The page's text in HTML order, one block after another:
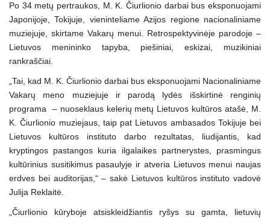
Po 34 metų pertraukos, M. K. Čiurlionio darbai bus eksponuojami
Japonijoje, Tokijuje, vieninteliame Azijos regione nacionaliniame
muziejuje, skirtame Vakarų menui. Retrospektyvinėje parodoje –
Lietuvos menininko tapyba, piešiniai, eskizai, muzikiniai
rankraščiai.
„Tai, kad M. K. Čiurlionio darbai bus eksponuojami Nacionaliniame
Vakarų meno muziejuje ir parodą lydės išskirtinė renginių
programa – nuoseklaus kelerių metų Lietuvos kultūros atašė, M.
K. Čiurlionio muziejaus, taip pat Lietuvos ambasados Tokijuje bei
Lietuvos kultūros instituto darbo rezultatas, liudijantis, kad
kryptingos pastangos kuria ilgalaikes partnerystes, prasmingus
kultūrinius susitikimus pasaulyje ir atveria Lietuvos menui naujas
erdves bei auditorijas,“ – sakė Lietuvos kultūros instituto vadovė
Julija Reklaitė.
„Čiurlionio kūryboje atsiskleidžiantis ryšys su gamta, lietuvių